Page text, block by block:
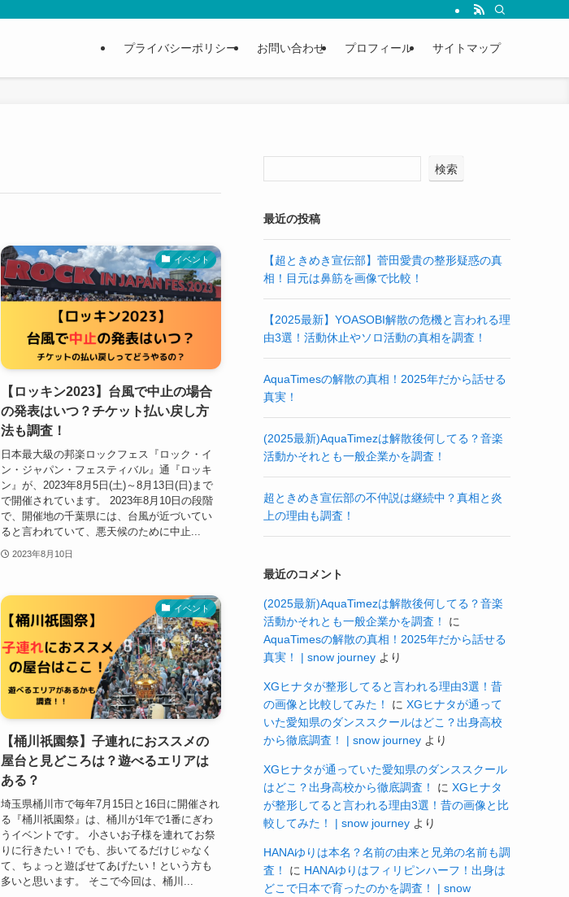
プライバシーポリシー お問い合わせ プロフィール サイトマップ
イベント
【ロッキン2023】台風で中止の場合
の発表はいつ？チケット払い戻し方
法も調査！
日本最大級の邦楽ロックフェス『ロック・イ
ン・ジャパン・フェスティバル』通『ロッキ
ン』が、2023年8月5日(土)～8月13日(日)まで
で開催されています。 2023年8月10日の段階
で、開催地の千葉県には、台風が近づいてい
ると言われていて、悪天候のために中止...
2023年8月10日
イベント
【桶川祇園祭】子連れにおススメの
屋台と見どころは？遊べるエリアは
ある？
埼玉県桶川市で毎年7月15日と16日に開催され
る『桶川祇園祭』は、桶川が1年で1番にぎわ
うイベントです。 小さいお子様を連れてお祭
りに行きたい！でも、歩いてるだけじゃなく
て、ちょっと遊ばせてあげたい！という方も
多いと思います。 そこで今回は、桶川...
検索
最近の投稿
【超ときめき宣伝部】菅田愛貴の整形疑惑の真
相！目元は鼻筋を画像で比較！
【2025最新】YOASOBI解散の危機と言われる理
由3選！活動休止やソロ活動の真相を調査！
AquaTimesの解散の真相！2025年だから話せる
真実！
(2025最新)AquaTimezは解散後何してる？音楽
活動かそれとも一般企業かを調査！
超ときめき宣伝部の不仲説は継続中？真相と炎
上の理由も調査！
最近のコメント
(2025最新)AquaTimezは解散後何してる？音楽
活動かそれとも一般企業かを調査！
に
AquaTimesの解散の真相！2025年だから話せる
真実！ | snow journey より
XGヒナタが整形してると言われる理由3選！昔
の画像と比較してみた！
に XGヒナタが通って
いた愛知県のダンススクールはどこ？出身高校
から徹底調査！ | snow journey より
XGヒナタが通っていた愛知県のダンススクール
はどこ？出身高校から徹底調査！
に XGヒナタ
が整形してると言われる理由3選！昔の画像と比
較してみた！ | snow journey より
HANAゆりは本名？名前の由来と兄弟の名前も調
査！
に HANAゆりはフィリピンハーフ！出身は
どこで日本で育ったのかを調査！ | snow